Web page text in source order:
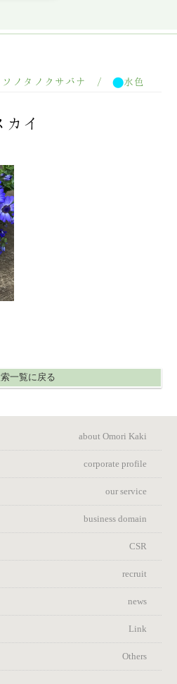
チューリップ
ツツジルイ
ァレ
バラ
ム
チ）
ット
リオリエンタル
タノクサバナ / 水色
カイ
一覧に戻る
about Omori Kaki
corporate profile
our service
business domain
CSR
recruit
news
Link
Others